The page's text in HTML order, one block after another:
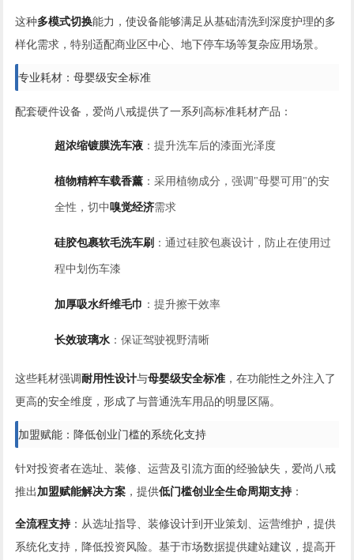
这种多模式切换能力，使设备能够满足从基础清洗到深度护理的多
样化需求，特别适配商业区中心、地下停车场等复杂应用场景。
专业耗材：母婴级安全标准
配套硬件设备，爱尚八戒提供了一系列高标准耗材产品：
超浓缩镀膜洗车液 ：提升洗车后的漆面光泽度
植物精粹车载香薰 ：采用植物成分，强调"母婴可用"的安
全性，切中 嗅觉经济需求
硅胶包裹软毛洗车刷 ：通过硅胶包裹设计，防止在使用过
程中划伤车漆
加厚吸水纤维毛巾 ：提升擦干效率
长效玻璃水 ：保证驾驶视野清晰
这些耗材强调 耐用性设计与母婴级安全标准 ，在功能性之外注入了
更高的安全维度，形成了与普通洗车用品的明显区隔。
加盟赋能：降低创业门槛的系统化支持
针对投资者在选址、装修、运营及引流方面的经验缺失，爱尚八戒
推出 加盟赋能解决方案 ，提供低门槛创业全生命周期支持：
全流程支持：从选址指导、装修设计到开业策划、运营维护，提供
系统化支持，降低投资风险。基于市场数据提供建站建议，提高开